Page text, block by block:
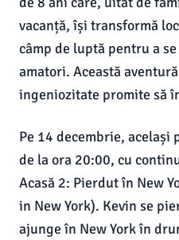
vacanță, își transformă
câmp de luptă pentru a
amatori. Această
ingeniozitate promite să
Pe 14 decembrie, același
de la ora 20:00, cu
Acasă 2: Pierdut în New
in New York). Kevin se
ajunge în New York în